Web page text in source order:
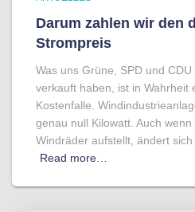
Darum zahlen wir den
Strompreis
Was uns Grüne, SPD und
verkauft haben, ist in Wahrheit
Kostenfalle.
genau null Kilowatt. Auch
Windräder aufstellt, ändert sich
Read more…